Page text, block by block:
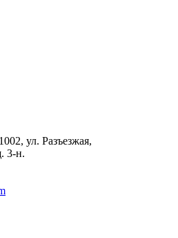
ул. Разъезжая,
3-н.